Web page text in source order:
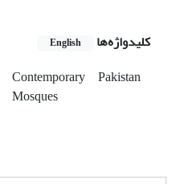
کلیدواژه‌ها English
Contemporary
Mosques
Pakistan